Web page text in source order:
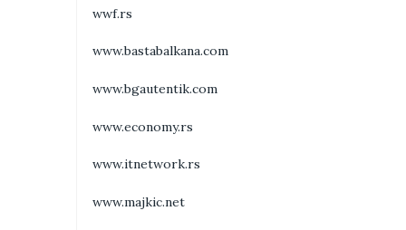
wwf.rs
www.bastabalkana.com
www.bgautentik.com
www.economy.rs
www.itnetwork.rs
www.majkic.net